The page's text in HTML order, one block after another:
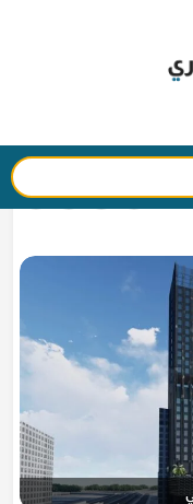
سكني يحمل
في العالم
f
𝕏
in